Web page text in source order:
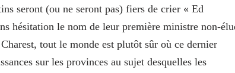
seront (ou ne seront pas) fiers de crier « Ed
hésitation le nom de leur première ministre non-
tout le monde est plutôt sûr où ce dernier
sur les provinces au sujet desquelles les